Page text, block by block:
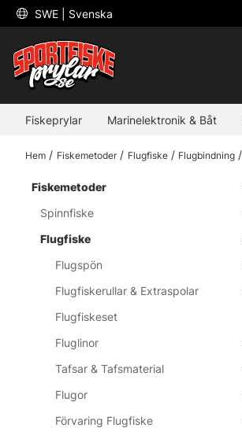
SWE | Svenska
Fiskeprylar Marinelektronik & Båt
Hem Fiskemetoder Flugfiske Flugbindning
Fiskemetoder
Spinnfiske
Flugfiske
Flugspön
Flugfiskerullar & Extraspolar
Flugfiskeset
Fluglinor
Tafsar & Tafsmaterial
Flugor
Förvaring Flugfiske